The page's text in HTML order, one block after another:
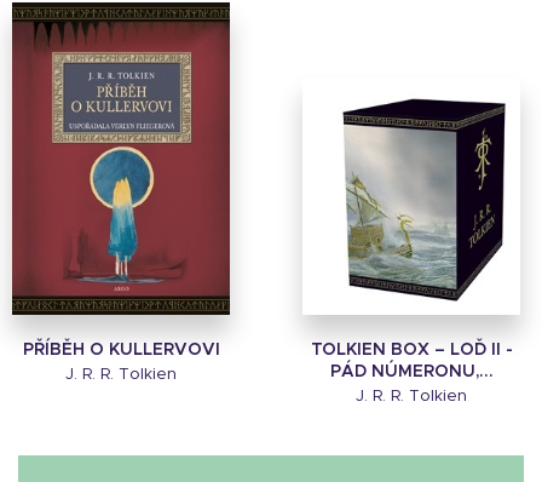
PŘÍBĚH O KULLERVOVI
J. R. R. Tolkien
TOLKIEN BOX – LOĎ II -
PÁD NÚMERONU,...
J. R. R. Tolkien